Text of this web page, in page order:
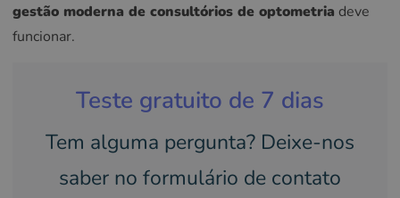
gestão moderna de consultórios de optometria deve
funcionar.
Teste gratuito de 7 dias
Tem alguma pergunta? Deixe-nos
saber no formulário de contato